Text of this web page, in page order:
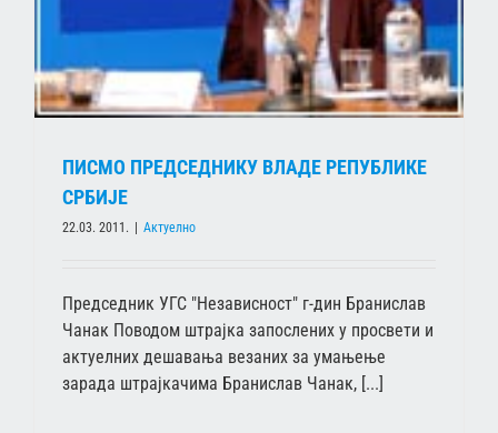
ПИСМО ПРЕДСЕДНИКУ ВЛАДЕ РЕПУБЛИКЕ
СРБИЈЕ
22.03. 2011. | Актуелно
Председник УГС "Независност" г-дин Бранислав
Чанак Поводом штрајка запослених у просвети и
актуелних дешавањa везаних за умањење
зарада штрајкачима Бранислав Чанак, [...]